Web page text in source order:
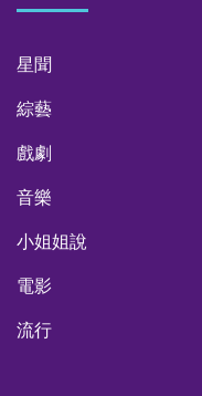
星聞
綜藝
戲劇
音樂
小姐姐說
電影
流行